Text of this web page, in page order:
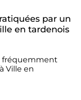
par un
en tardenois
fréquemment
Ville en